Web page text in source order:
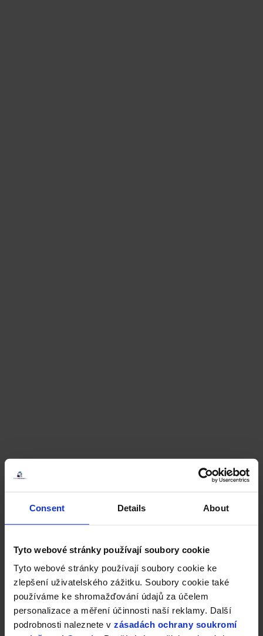
Consent Details About
Tyto webové stránky používají soubory cookie
Tyto webové stránky používají soubory cookie ke
zlepšení uživatelského zážitku. Soubory cookie také
používáme ke shromažďování údajů za účelem
personalizace a měření účinnosti naší reklamy. Další
podrobnosti naleznete v zásadách ochrany soukromí